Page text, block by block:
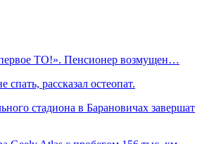
ТО!». Пенсионер возмущен…
рассказал остеопат.
стадиона в Барановичах завершат